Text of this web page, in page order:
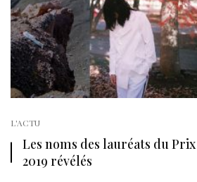
L'ACTU
Les noms des lauréats du
2019 révélés